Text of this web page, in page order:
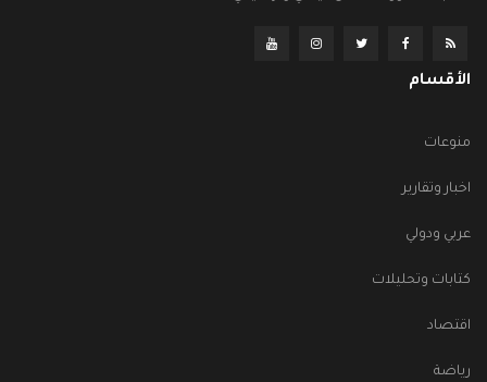
الأقسام
منوعات
اخبار وتقارير
عربي ودولي
كتابات وتحليلات
اقتصاد
رياضة